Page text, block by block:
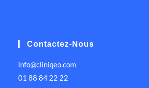
Contactez-Nous
info@cliniqeo.com
01 88 84 22 22